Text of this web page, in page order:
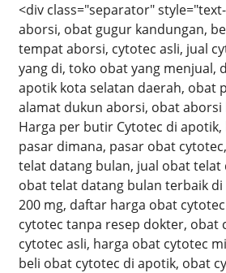
<div class="separator"
aborsi, obat gugur kandungan,
tempat aborsi, cytotec asli, jual
yang di, toko obat yang menjual,
apotik kota selatan daerah, obat
alamat dukun aborsi, obat
Harga per butir Cytotec di
pasar dimana, pasar obat
telat datang bulan, jual obat
obat telat datang bulan terbaik
200 mg, daftar harga obat
cytotec tanpa resep dokter, obat
cytotec asli, harga obat cytotec
beli obat cytotec di apotik, obat